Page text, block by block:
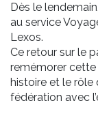
Dès le
au service
Lexos.
Ce retour sur le
remémorer
histoire et le rôle
fédération avec